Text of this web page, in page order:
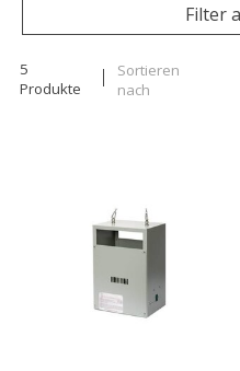
Filter
5
Produkte
Sortieren
nach